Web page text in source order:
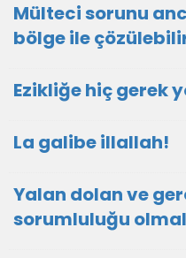
Mülteci sorunu
bölge ile
Ezikliğe hiç gerek
La galibe illallah!
Yalan dolan ve
sorumluluğu